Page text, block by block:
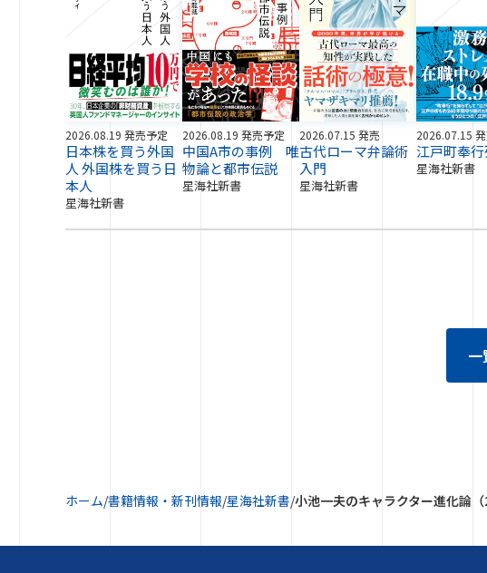
2026.08.19 発売予定
日本株を買う外国
人 外国株を買う日
本人
星海社新書
2026.08.19 発売予定
中国A市の事例 唯
物論と都市伝説
星海社新書
2026.07.15 発売
古代ローマ弁論術
入門
星海社新書
2026.07.15
江戸町奉
星海社新書
一
ホーム/書籍情報・新刊情報/星海社新書/小池一夫のキャラクター進化論